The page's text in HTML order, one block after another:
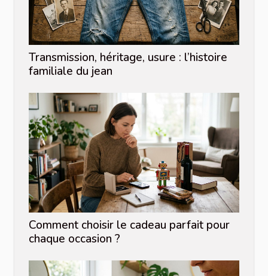
Transmission, héritage, usure : l’histoire
familiale du jean
Comment choisir le cadeau parfait pour
chaque occasion ?